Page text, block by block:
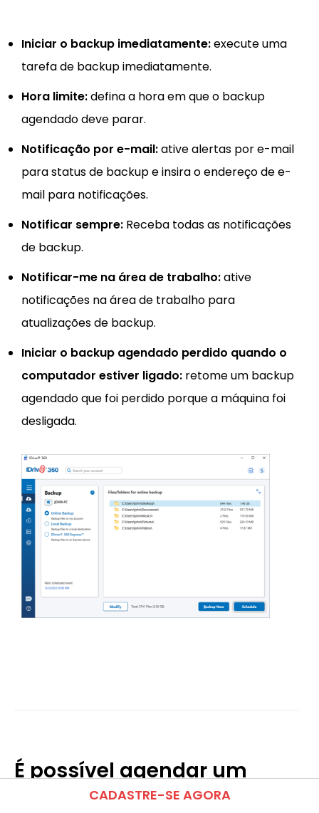
Iniciar o backup imediatamente:execute uma
tarefa de backup imediatamente.
Hora limite:defina a hora em que o backup
agendado deve parar.
Notificação por e-mail:ative alertas por e-mail
para status de backup e insira o endereço de e-
mail para notificações.
Notificar sempre: Receba todas as notificações
de backup.
Notificar-me na área de trabalho:ative
notificações na área de trabalho para
atualizações de backup.
Iniciar o backup agendado perdido quando o
computador estiver ligado: retome um backup
agendado que foi perdido porque a máquina foi
desligada.
É possível agendar um
backup em uma unidade
CADASTRE-SE AGORA